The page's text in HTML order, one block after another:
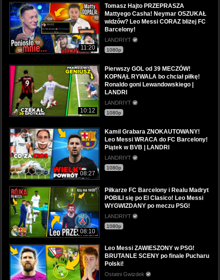
11:20
Tomasz Hajto PRZEPRASZA
Mattyego Casha! Neymar OSZUKAŁ
widzów? Leo Messi CORAZ bliżej FC
Barcelony!
LANDRIYT
1080p
10:12
Pierwszy GOL od 39 MECZÓW!
KOPNĄŁ RYWALA bo chciał piłkę!
Ronaldo goni Lewandowskiego |
LANDRI
LANDRIYT
1080p
08:27
Kamil Grabara ZNOKAUTOWANY!
Leo Messi WRACA do FC Barcelony!
Piątek w BVB | LANDRI
LANDRIYT
1080p
08:10
Piłkarze FC Barcelony i Realu Madryt
POBILI się po El Clasico! Leo Messi
WYGWIZDANY po meczu PSG!
LANDRIYT
1080p
Leo Messi ZAWIESZONY w PSG!
BRUTANLE SCENY po finale Pucharu
Polski!
Ostatni Gwizdek